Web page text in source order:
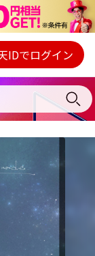
レイヤー
容の確認・変更
IDでログイン